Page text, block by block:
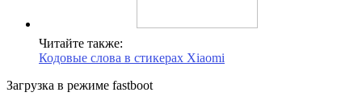
Читайте также:
Кодовые слова в стикерах Xiaomi
Загрузка в режиме fastboot